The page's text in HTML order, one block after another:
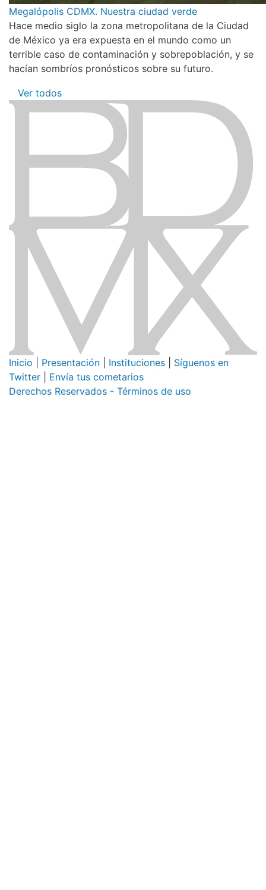
Megalópolis CDMX. Nuestra ciudad verde
Hace medio siglo la zona metropolitana de la Ciudad
de México ya era expuesta en el mundo como un
terrible caso de contaminación y sobrepoblación, y se
hacían sombríos pronósticos sobre su futuro.
Ver todos
Inicio Presentación Instituciones
Síguenos en
Twitter
Envía tus cometarios
Derechos Reservados - Términos de uso